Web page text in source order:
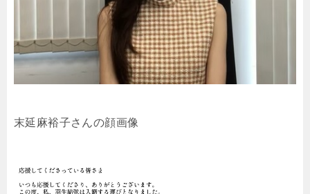
末延麻裕子さんの顔画像